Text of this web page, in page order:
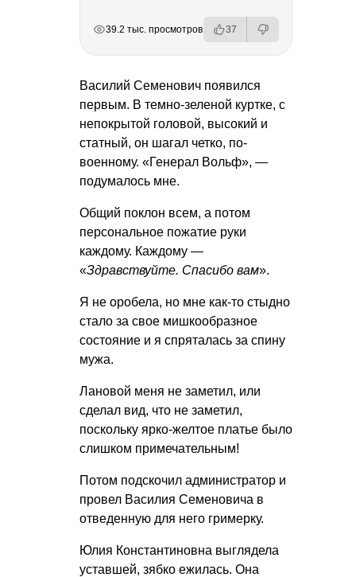
39.2 тыс. просмотров 37
Василий Семенович появился
первым. В темно-зеленой куртке, с
непокрытой головой, высокий и
статный, он шагал четко, по-
военному. «Генерал Вольф», —
подумалось мне.
Общий поклон всем, а потом
персональное пожатие руки
каждому. Каждому —
«Здравствуйте. Спасибо вам».
Я не оробела, но мне как-то стыдно
стало за свое мишкообразное
состояние и я спряталась за спину
мужа.
Лановой меня не заметил, или
сделал вид, что не заметил,
поскольку ярко-желтое платье было
слишком примечательным!
Потом подскочил администратор и
провел Василия Семеновича в
отведенную для него гримерку.
Юлия Константиновна выглядела
уставшей, зябко ежилась. Она